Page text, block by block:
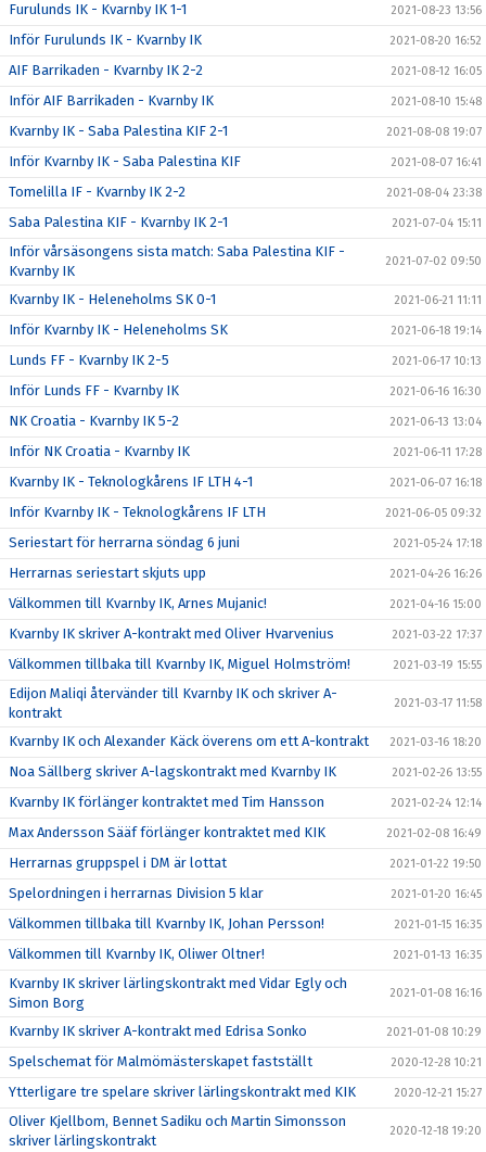
Furulunds IK - Kvarnby IK 1-1 2021-08-23 13:56
Inför Furulunds IK - Kvarnby IK 2021-08-20 16:52
AIF Barrikaden - Kvarnby IK 2-2 2021-08-12 16:05
Inför AIF Barrikaden - Kvarnby IK 2021-08-10 15:48
Kvarnby IK - Saba Palestina KIF 2-1 2021-08-08 19:07
Inför Kvarnby IK - Saba Palestina KIF 2021-08-07 16:41
Tomelilla IF - Kvarnby IK 2-2 2021-08-04 23:38
Saba Palestina KIF - Kvarnby IK 2-1 2021-07-04 15:11
Inför vårsäsongens sista match: Saba Palestina KIF -
Kvarnby IK
2021-07-02 09:50
Kvarnby IK - Heleneholms SK 0-1 2021-06-21 11:11
Inför Kvarnby IK - Heleneholms SK 2021-06-18 19:14
Lunds FF - Kvarnby IK 2-5 2021-06-17 10:13
Inför Lunds FF - Kvarnby IK 2021-06-16 16:30
NK Croatia - Kvarnby IK 5-2 2021-06-13 13:04
Inför NK Croatia - Kvarnby IK 2021-06-11 17:28
Kvarnby IK - Teknologkårens IF LTH 4-1 2021-06-07 16:18
Inför Kvarnby IK - Teknologkårens IF LTH 2021-06-05 09:32
Seriestart för herrarna söndag 6 juni 2021-05-24 17:18
Herrarnas seriestart skjuts upp 2021-04-26 16:26
Välkommen till Kvarnby IK, Arnes Mujanic! 2021-04-16 15:00
Kvarnby IK skriver A-kontrakt med Oliver Hvarvenius 2021-03-22 17:37
Välkommen tillbaka till Kvarnby IK, Miguel Holmström! 2021-03-19 15:55
Edijon Maliqi återvänder till Kvarnby IK och skriver A-
kontrakt
2021-03-17 11:58
Kvarnby IK och Alexander Käck överens om ett A-kontrakt 2021-03-16 18:20
Noa Sällberg skriver A-lagskontrakt med Kvarnby IK 2021-02-26 13:55
Kvarnby IK förlänger kontraktet med Tim Hansson 2021-02-24 12:14
Max Andersson Sääf förlänger kontraktet med KIK 2021-02-08 16:49
Herrarnas gruppspel i DM är lottat 2021-01-22 19:50
Spelordningen i herrarnas Division 5 klar 2021-01-20 16:45
Välkommen tillbaka till Kvarnby IK, Johan Persson! 2021-01-15 16:35
Välkommen till Kvarnby IK, Oliwer Oltner! 2021-01-13 16:35
Kvarnby IK skriver lärlingskontrakt med Vidar Egly och
Simon Borg
2021-01-08 16:16
Kvarnby IK skriver A-kontrakt med Edrisa Sonko 2021-01-08 10:29
Spelschemat för Malmömästerskapet fastställt 2020-12-28 10:21
Ytterligare tre spelare skriver lärlingskontrakt med KIK 2020-12-21 15:27
Oliver Kjellbom, Bennet Sadiku och Martin Simonsson
skriver lärlingskontrakt
2020-12-18 19:20